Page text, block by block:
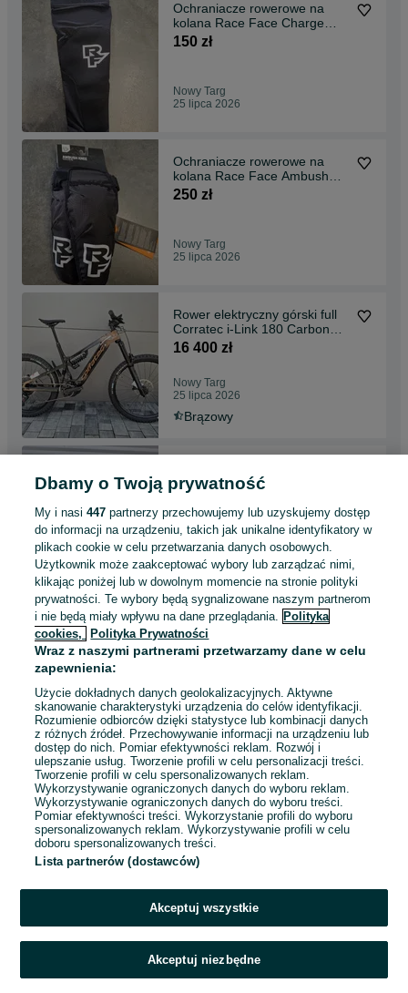
Ochraniacze rowerowe na
kolana Race Face Charge
Knee rozmiary
150 zł
Nowy Targ
25 lipca 2026
Ochraniacze rowerowe na
kolana Race Face Ambush
Knee rozmiary
250 zł
Nowy Targ
25 lipca 2026
Rower elektryczny górski full
Corratec i-Link 180 Carbon
48" M 19" mullet Bosch CX
hydraulika Sram
16 400 zł
Nowy Targ
25 lipca 2026
Brązowy
Salomon XA Forces Mid EN
40 ⅔ zielone
Nowy Targ
25 lipca 2026
40 Zielony
Pozostałe
Inny
Buty rowerowe górskie MTB
Pearl Izumi W X-ALP Summit
BOA rozmiary
270 zł
Nowy Targ
24 lipca 2026
Czarny
Ochraniacze rowerowe na
rower Race Face Roam Knee
mocne solidne nowe rozmiary
200 zł
Nowy Targ
Dbamy o Twoją prywatność
My i nasi447 partnerzy przechowujemy lub uzyskujemy dostęp
do informacji na urządzeniu, takich jak unikalne identyfikatory w
plikach cookie w celu przetwarzania danych osobowych.
Użytkownik może zaakceptować wybory lub zarządzać nimi,
klikając poniżej lub w dowolnym momencie na stronie polityki
prywatności. Te wybory będą sygnalizowane naszym partnerom
i nie będą miały wpływu na dane przeglądania. Polityka
cookies,
Polityka Prywatności
Wraz z naszymi partnerami przetwarzamy dane w celu
zapewnienia:
Użycie dokładnych danych geolokalizacyjnych. Aktywne
skanowanie charakterystyki urządzenia do celów identyfikacji.
Rozumienie odbiorców dzięki statystyce lub kombinacji danych
z różnych źródeł. Przechowywanie informacji na urządzeniu lub
dostęp do nich. Pomiar efektywności reklam. Rozwój i
ulepszanie usług. Tworzenie profili w celu personalizacji treści.
Tworzenie profili w celu spersonalizowanych reklam.
Wykorzystywanie ograniczonych danych do wyboru reklam.
Wykorzystywanie ograniczonych danych do wyboru treści.
Pomiar efektywności treści. Wykorzystanie profili do wyboru
spersonalizowanych reklam. Wykorzystywanie profili w celu
doboru spersonalizowanych treści.
Lista partnerów (dostawców)
Akceptuj wszystkie
Akceptuj niezbędne